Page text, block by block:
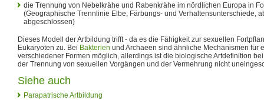
die Trennung von Nebelkrähe und Rabenkrähe im nördlichen Europa in
(Geographische Trennlinie Elbe, Färbungs- und Verhaltensunterschiede,
abgeschlossen)
Dieses Modell der Artbildung trifft - da es die Fähigkeit zur sexuellen
Eukaryoten zu. Bei Bakterien und Archaeen sind ähnliche Mechanismen für
verschiedener Formen möglich, allerdings ist die biologische Artdefinition
der Trennung von sexuellen Vorgängen und der Vermehrung nicht
Siehe auch
Parapatrische Artbildung